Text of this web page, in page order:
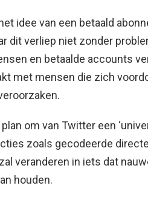
idee van een betaald
dit verliep niet zonder
en betaalde accounts
met mensen die zich
om van Twitter een
zoals gecodeerde
veranderen in iets dat
houden.